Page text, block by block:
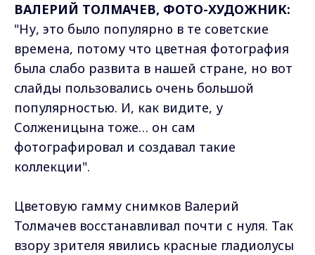
ВАЛЕРИЙ ТОЛМАЧЕВ, ФОТО-ХУДОЖНИК:
"Ну, это было популярно в те советские
времена, потому что цветная фотография
была слабо развита в нашей стране, но вот
слайды пользовались очень большой
популярностью. И, как видите, у
Солженицына тоже… он сам
фотографировал и создавал такие
коллекции".
Цветовую гамму снимков Валерий
Толмачев восстанавливал почти с нуля. Так
взору зрителя явились красные гладиолусы